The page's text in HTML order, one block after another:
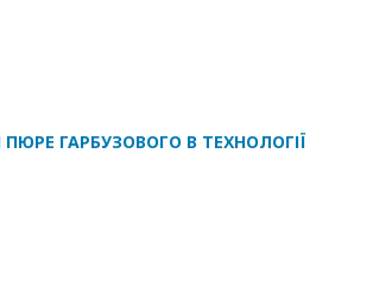
ГАРБУЗОВОГО В ТЕХНОЛОГІЇ